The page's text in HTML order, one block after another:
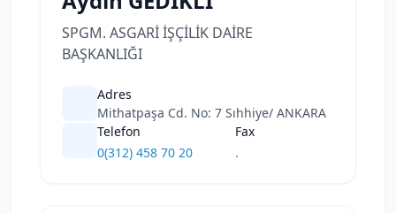
SPGM. ASGARİ İŞÇİLİK DAİRE
BAŞKANLIĞI
Adres
Mithatpaşa Cd. No: 7 Sıhhiye/ ANKARA
Telefon
0(312) 458 70 20
Fax
.